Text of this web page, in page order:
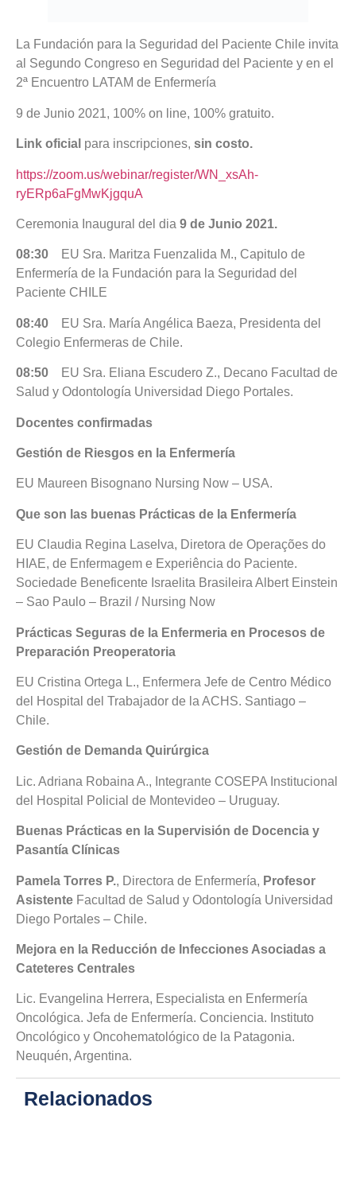
La Fundación para la Seguridad del Paciente Chile invita
al Segundo Congreso en Seguridad del Paciente y en el
2ª Encuentro LATAM de Enfermería
9 de Junio 2021, 100% on line, 100% gratuito.
Link oficial para inscripciones, sin costo.
https://zoom.us/webinar/register/WN_xsAh-
ryERp6aFgMwKjgquA
Ceremonia Inaugural del dia 9 de Junio 2021.
08:30
EU Sra. Maritza Fuenzalida M., Capitulo de
Enfermería de la Fundación para la Seguridad del
Paciente CHILE
08:40
EU Sra. María Angélica Baeza, Presidenta del
Colegio Enfermeras de Chile.
08:50 EU Sra. Eliana Escudero Z., Decano Facultad de
Salud y Odontología Universidad Diego Portales.
Docentes confirmadas
Gestión de Riesgos en la Enfermería
EU Maureen Bisognano Nursing Now – USA.
Que son las buenas Prácticas de la Enfermería
EU Claudia Regina Laselva, Diretora de Operações do
HIAE, de Enfermagem e Experiência do Paciente.
Sociedade Beneficente Israelita Brasileira Albert Einstein
– Sao Paulo – Brazil / Nursing Now
Prácticas Seguras de la Enfermeria en Procesos de
Preparación Preoperatoria
EU Cristina Ortega L., Enfermera Jefe de Centro Médico
del Hospital del Trabajador de la ACHS. Santiago –
Chile.
Gestión de Demanda Quirúrgica
Lic. Adriana Robaina A., Integrante COSEPA Institucional
del Hospital Policial de Montevideo – Uruguay.
Buenas Prácticas en la Supervisión de Docencia y
Pasantía Clínicas
Pamela Torres P., Directora de Enfermería, Profesor
Asistente Facultad de Salud y Odontología Universidad
Diego Portales – Chile.
Mejora en la Reducción de Infecciones Asociadas a
Cateteres Centrales
Lic. Evangelina Herrera, Especialista en Enfermería
Oncológica. Jefa de Enfermería. Conciencia. Instituto
Oncológico y Oncohematológico de la Patagonia.
Neuquén, Argentina.
Relacionados